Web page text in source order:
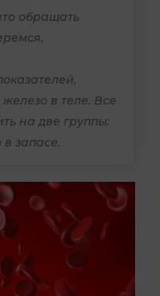
обращать
в теле. Все
на две группы:
запасе.